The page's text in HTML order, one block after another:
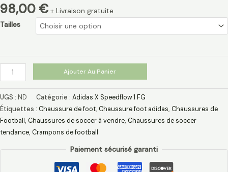
98,00 € + Livraison gratuite
Tailles
Ajouter Au Panier
UGS : ND Catégorie : Adidas X Speedflow.1 FG
Étiquettes : Chaussure de foot, Chaussure foot adidas, Chaussures de
Football , Chaussures de soccer à vendre, Chaussures de soccer
tendance, Crampons de football
Paiement sécurisé garanti